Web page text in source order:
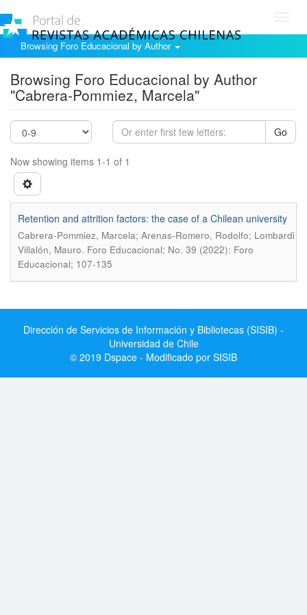
Browsing Foro Educacional by Author
Browsing Foro Educacional by Author
"Cabrera-Pommiez, Marcela"
Go
Now showing items 1-1 of 1
Retention and attrition factors: the case of a Chilean university
Cabrera-Pommiez, Marcela; Arenas-Romero, Rodolfo; Lombardi
Villalón, Mauro. Foro Educacional; No. 39 (2022): Foro
Educacional; 107-135
Dirección de Servicios de Información y Bibliotecas (SISIB) -
Universidad de Chile
© 2019 Dspace - Modificado por SISIB